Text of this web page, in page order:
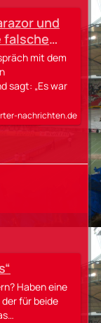
und
falsche
mit dem
sagt: „Es war
nachrichten.de
Haben eine
für beide